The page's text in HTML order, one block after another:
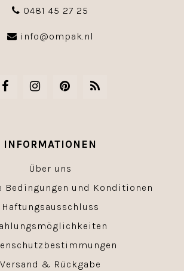
0481 45 27 25
info@ompak.nl
INFORMATIONEN
Über uns
Bedingungen und Konditionen
Haftungsausschluss
Versand & Rückgabe